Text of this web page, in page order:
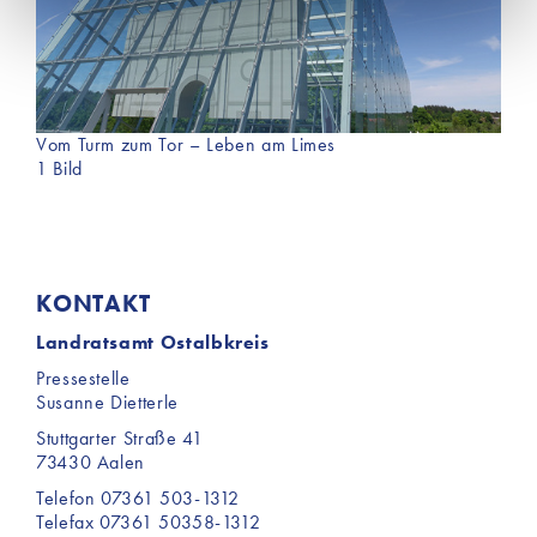
Dritte weitergegeben. Jedoch sind auf unserer Website
Inhalte von Drittanbietern eingebunden, die
möglicherweise Cookies für Marketingzwecke
verwenden. Welche Cookies im Einzelnen zur
Anwendung kommen, finden Sie unter dem Reiter
„Details“ und in unserer Datenschutzerklärung ».
Vom Turm zum Tor – Leben am Limes
1 Bild
KONTAKT
Landratsamt Ostalbkreis
Pressestelle
Susanne Dietterle
Stuttgarter Straße 41
73430 Aalen
Telefon 07361 503-1312
Telefax 07361 50358-1312